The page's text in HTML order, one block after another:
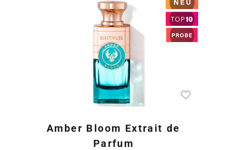
Amber Bloom Extrait de
Parfum